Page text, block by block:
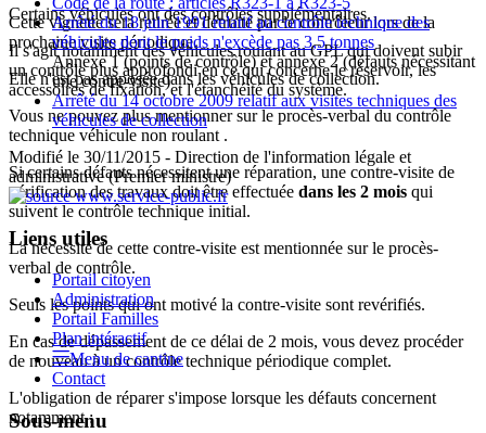
Certains véhicules ont des contrôles supplémentaires.
Il s'agit notamment des véhicules roulant au GPL qui doivent subir
un contrôle plus approfondi en ce qui concerne le réservoir, les
accessoires de fixation, et l'étanchéité du système.
Cette vignette sera retirée et détruite par le contrôleur lors de la
prochaine visite périodique.
Elle n'est pas apposée dans les véhicules de collection.
Vous ne pouvez plus mentionner sur le procès-verbal du contrôle
technique véhicule non roulant .
Si certains défauts nécessitent une réparation, une contre-visite de
vérification des travaux doit être effectuée dans les 2 mois qui
suivent le contrôle technique initial.
La nécessité de cette contre-visite est mentionnée sur le procès-
verbal de contrôle.
Seuls les points qui ont motivé la contre-visite sont revérifiés.
En cas de dépassement de ce délai de 2 mois, vous devez procéder
de nouveau à un contrôle technique périodique complet.
L'obligation de réparer s'impose lorsque les défauts concernent
notamment :
Arrêté du 18 juin 1991 relatif au contrôle technique des
véhicules dont le poids n'excède pas 3,5 tonnes
Annexe 1 (points de contrôle) et annexe 2 (défauts nécessitant
une contre-visite)
Arrêté du 14 octobre 2009 relatif aux visites techniques des
véhicules de collection
Modifié le 30/11/2015 - Direction de l'information légale et
administrative (Premier ministre)
Liens utiles
Portail citoyen
Administration
Portail Familles
Plan intéractif
Menu de cantine
Contact
Sous-menu